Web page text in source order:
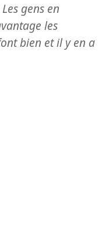
Les gens en
les
bien et il y en a